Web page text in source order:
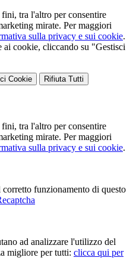
tra l'altro per consentire
mirate. Per maggiori
sulla privacy e sui cookie.
ai cookie, cliccando su "Gestisci
Cookie Rifiuta Tutti
tra l'altro per consentire
mirate. Per maggiori
sulla privacy e sui cookie.
funzionamento di questo
ad analizzare l'utilizzo del
migliore per tutti: clicca qui per